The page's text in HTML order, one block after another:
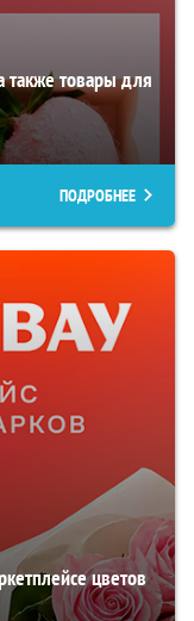
также товары для
ПОДРОБНЕЕ
цветов